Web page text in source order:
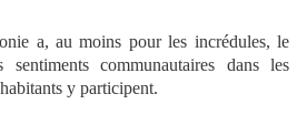
a, au moins pour les incrédules, le
communautaires dans les
y participent.